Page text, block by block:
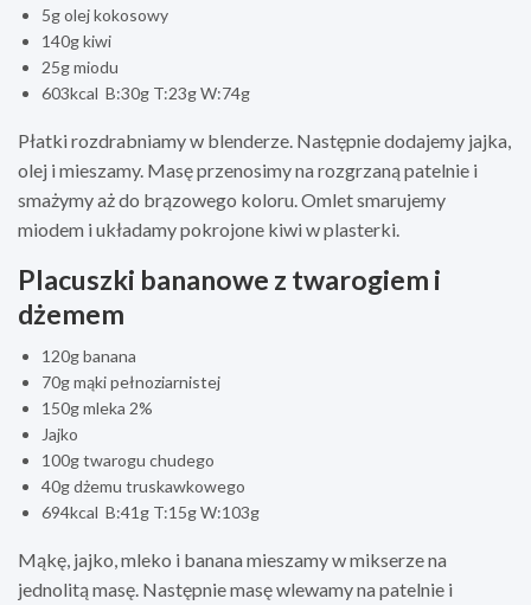
5g olej kokosowy
140g kiwi
25g miodu
603kcal B:30g T:23g W:74g
Płatki rozdrabniamy w blenderze. Następnie dodajemy jajka,
olej i mieszamy. Masę przenosimy na rozgrzaną patelnie i
smażymy aż do brązowego koloru. Omlet smarujemy
miodem i układamy pokrojone kiwi w plasterki.
Placuszki bananowe z twarogiem i
dżemem
120g banana
70g mąki pełnoziarnistej
150g mleka 2%
Jajko
100g twarogu chudego
40g dżemu truskawkowego
694kcal B:41g T:15g W:103g
Mąkę, jajko, mleko i banana mieszamy w mikserze na
jednolitą masę. Następnie masę wlewamy na patelnie i